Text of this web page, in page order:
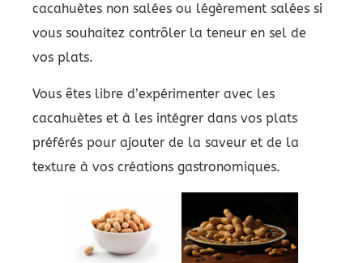
cacahuètes non salées ou légèrement salées si
vous souhaitez contrôler la teneur en sel de
vos plats.
Vous êtes libre d’expérimenter avec les
cacahuètes et à les intégrer dans vos plats
préférés pour ajouter de la saveur et de la
texture à vos créations gastronomiques.